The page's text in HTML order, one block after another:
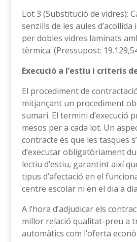
Lot 3 (Substitució de vidres):
senzills de les aules
per dobles vidres laminats
tèrmica. (Pressupost:
Execució a l’estiu i criteris
El procediment de
mitjançant un procediment
sumari. El termini d’execució
mesos per a cada lot. Un
contracte és que les tasques
d’executar obligatòriament
lectiu d’estiu, garantint així
tipus d’afectació en el
centre escolar ni en el dia a
A l’hora d’adjudicar els
millor relació qualitat-preu a
automàtics com l’oferta